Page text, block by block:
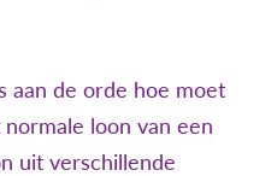
aan de orde hoe moet
loon van een
uit verschillende